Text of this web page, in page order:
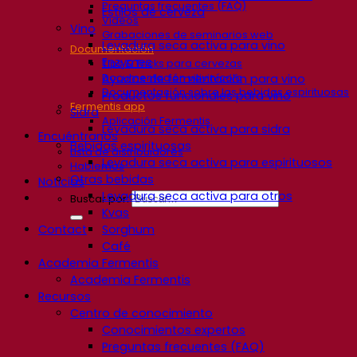
Preguntas frecuentes (FAQ)
Videos
Grabaciones de seminarios web
Documentación
Tips & Tricks para cervezas
Documentación vitivinícola
Documentación sobre las bebidas espirituosas
Fermentis app
Aplicación Fermentis
Encuéntranos
Lista de distribuidores
Hablemos
Noticias
Buscar por:
Contact
Estilos de cerveza
Vino
Levadura seca activa para vino
Enzymes
Ayudas de fermentación para vino
Productos funcionales para vino
Sidra
Levadura seca activa para sidra
Bebidas espirituosas
Levadura seca activa para espirituosos
Otras bebidas
Levadura seca activa para otros
Kvas
Sorghum
Café
Academia Fermentis
Academia Fermentis
Recursos
Centro de conocimiento
Conocimientos expertos
Preguntas frecuentes (FAQ)